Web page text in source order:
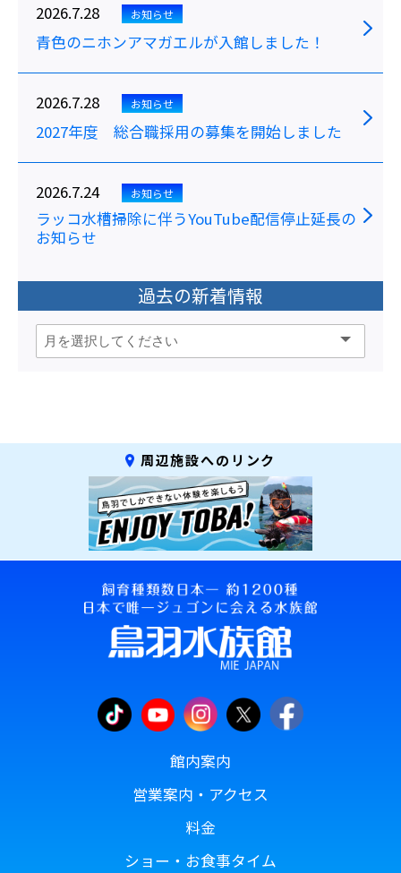
2026.7.28 お知らせ
青色のニホンアマガエルが入館しました！
2026.7.28 お知らせ
2027年度 総合職採用の募集を開始しました
2026.7.24 お知らせ
ラッコ水槽掃除に伴うYouTube配信停止延長の
お知らせ
過去の新着情報
周辺施設へのリンク
館内案内
営業案内・アクセス
料金
ショー・お食事タイム